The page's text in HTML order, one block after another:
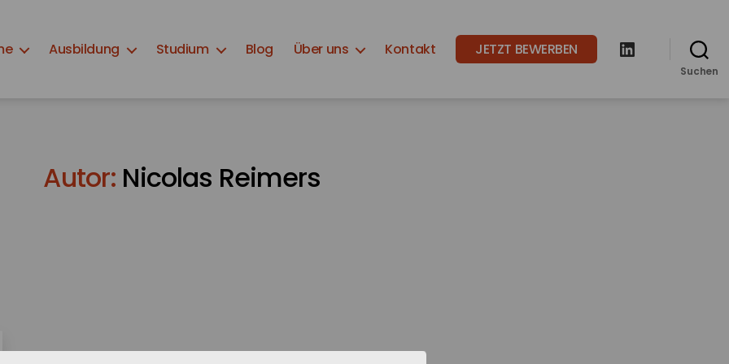
Ausbildung Studium Blog Über uns Kontakt JETZT BEWERBEN LinkedIn
Suchen
Autor: Nicolas Reimers